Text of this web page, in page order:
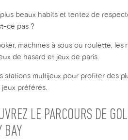
beaux habits et tentez de
ce pas ?
machines à sous ou roulette,
de hasard et jeux de paris.
stations multijeux pour profiter des
jeux préférés.
LE PARCOURS DE
BAY